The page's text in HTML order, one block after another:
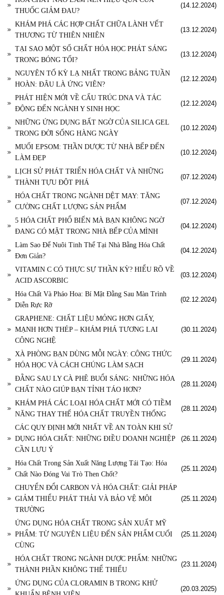
THUỐC GIẢM ĐAU?
(14.12.2024)
KHÁM PHÁ CÁC HỢP CHẤT CHỮA LÀNH VẾT
THƯƠNG TỪ THIÊN NHIÊN
(13.12.2024)
TẠI SAO MỘT SỐ CHẤT HÓA HỌC PHÁT SÁNG
TRONG BÓNG TỐI?
(13.12.2024)
NGUYÊN TỐ KỲ LẠ NHẤT TRONG BẢNG TUẦN
HOÀN: ĐÂU LÀ ỨNG VIÊN?
(12.12.2024)
PHÁT HIỆN MỚI VỀ CẤU TRÚC DNA VÀ TÁC
ĐỘNG ĐẾN NGÀNH Y SINH HỌC
(12.12.2024)
NHỮNG ỨNG DỤNG BẤT NGỜ CỦA SILICA GEL
TRONG ĐỜI SỐNG HÀNG NGÀY
(10.12.2024)
MUỐI EPSOM: THẦN DƯỢC TỪ NHÀ BẾP ĐẾN
LÀM ĐẸP
(10.12.2024)
LỊCH SỬ PHÁT TRIỂN HÓA CHẤT VÀ NHỮNG
THÀNH TỰU ĐỘT PHÁ
(07.12.2024)
HÓA CHẤT TRONG NGÀNH DỆT MAY: TĂNG
CƯỜNG CHẤT LƯỢNG SẢN PHẨM
(07.12.2024)
5 HÓA CHẤT PHỔ BIẾN MÀ BẠN KHÔNG NGỜ
ĐANG CÓ MẶT TRONG NHÀ BẾP CỦA MÌNH
(04.12.2024)
Làm Sao Để Nuôi Tinh Thể Tại Nhà Bằng Hóa Chất
Đơn Giản?
(04.12.2024)
VITAMIN C CÓ THỰC SỰ THẦN KỲ? HIỂU RÕ VỀ
ACID ASCORBIC
(03.12.2024)
Hóa Chất Và Pháo Hoa: Bí Mật Đằng Sau Màn Trình
Diễn Rực Rỡ
(02.12.2024)
GRAPHENE: CHẤT LIỆU MỎNG HƠN GIẤY,
MẠNH HƠN THÉP – KHÁM PHÁ TƯƠNG LAI
CÔNG NGHỆ
(30.11.2024)
XÀ PHÒNG BẠN DÙNG MỖI NGÀY: CÔNG THỨC
HÓA HỌC VÀ CÁCH CHÚNG LÀM SẠCH
(29.11.2024)
ĐẰNG SAU LY CÀ PHÊ BUỔI SÁNG: NHỮNG HÓA
CHẤT NÀO GIÚP BẠN TỈNH TÁO HƠN?
(28.11.2024)
KHÁM PHÁ CÁC LOẠI HÓA CHẤT MỚI CÓ TIỀM
NĂNG THAY THẾ HÓA CHẤT TRUYỀN THỐNG
(28.11.2024)
CÁC QUY ĐỊNH MỚI NHẤT VỀ AN TOÀN KHI SỬ
DỤNG HÓA CHẤT: NHỮNG ĐIỀU DOANH NGHIỆP
CẦN LƯU Ý
(26.11.2024)
Hóa Chất Trong Sản Xuất Năng Lượng Tái Tạo: Hóa
Chất Nào Đóng Vai Trò Then Chốt?
(25.11.2024)
CHUYỂN ĐỔI CARBON VÀ HÓA CHẤT: GIẢI PHÁP
GIẢM THIỂU PHÁT THẢI VÀ BẢO VỆ MÔI
TRƯỜNG
(25.11.2024)
ỨNG DỤNG HÓA CHẤT TRONG SẢN XUẤT MỸ
PHẨM: TỪ NGUYÊN LIỆU ĐẾN SẢN PHẨM CUỐI
CÙNG
(25.11.2024)
HÓA CHẤT TRONG NGÀNH DƯỢC PHẨM: NHỮNG
THÀNH PHẦN KHÔNG THỂ THIẾU
(23.11.2024)
ỨNG DỤNG CỦA CLORAMIN B TRONG KHỬ
(20.03.2025)